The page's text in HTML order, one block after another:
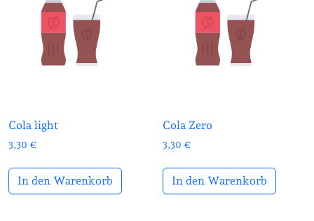
Cola light
3,30 €
In den Warenkorb
Cola Zero
3,30 €
In den Warenkorb